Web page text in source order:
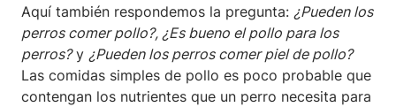
Aquí también respondemos la pregunta: ¿Pueden los
perros comer pollo?, ¿Es bueno el pollo para los
perros?y ¿Pueden los perros comer piel de pollo?
Las comidas simples de pollo es poco probable que
contengan los nutrientes que un perro necesita para